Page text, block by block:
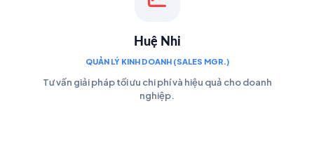
Huệ Nhi
QUẢN LÝ KINH DOANH (SALES MGR.)
Tư vấn giải pháp tối ưu chi phí và hiệu quả cho doanh
nghiệp.